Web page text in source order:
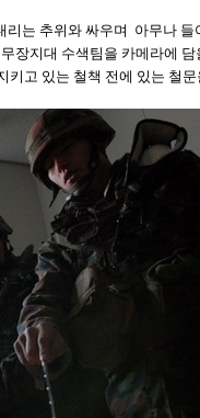
리는 추위와 싸우며 아무나 들
장지대 수색팀을 카메라에 담
키고 있는 철책 전에 있는 철